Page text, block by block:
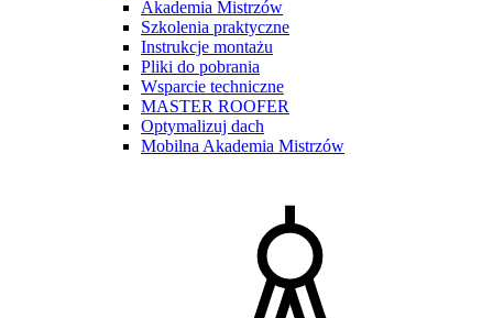
Akademia Mistrzów
Szkolenia praktyczne
Instrukcje montażu
Pliki do pobrania
Wsparcie techniczne
MASTER ROOFER
Optymalizuj dach
Mobilna Akademia Mistrzów